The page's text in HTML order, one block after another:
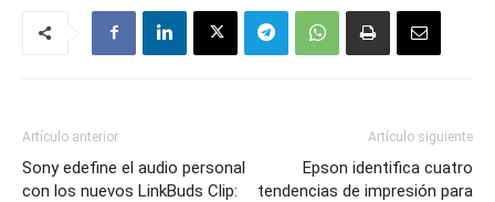
Artículo anterior
Sony edefine el audio personal
con los nuevos LinkBuds Clip:
Artículo siguiente
Epson identifica cuatro
tendencias de impresión para